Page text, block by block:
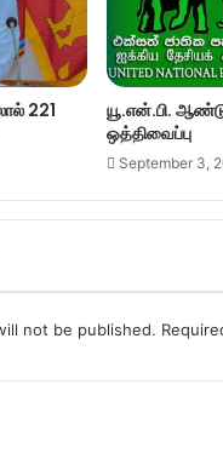
221
யூ.என்.பி.
ஒத்திவைப்பு
September 3,
not be published.